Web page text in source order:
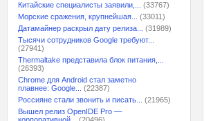
Китайские специалисты заявили,...
(33767)
Морские сражения, крупнейшая...
(33011)
Датамайнер раскрыл дату релиза...
(31989)
Тысячи сотрудников Google требуют...
(27941)
Thermaltake представила блок питания,...
(26393)
Chrome для Android стал заметно
плавнее: Google...
(22387)
Россияне стали звонить и писать...
(21965)
Вышел релиз OpenIDE Pro —